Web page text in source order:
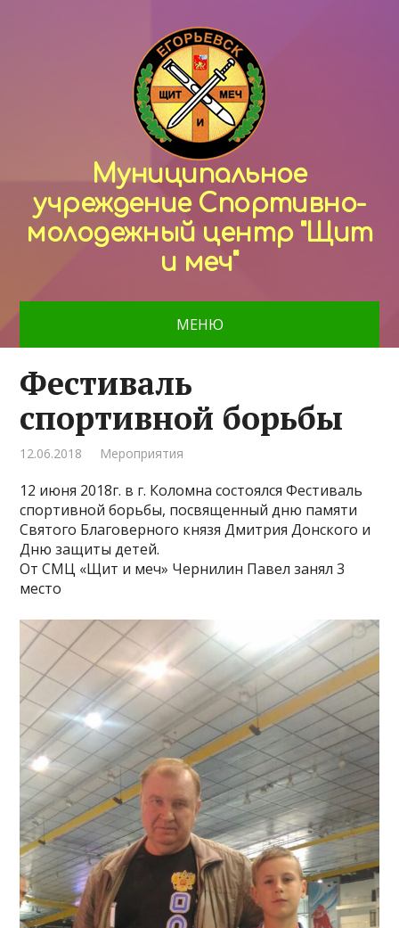
Муниципальное
учреждение Спортивно-
молодежный центр "Щит
и меч"
МЕНЮ
Фестиваль
спортивной борьбы
12.06.2018 Мероприятия
12 июня 2018г. в г. Коломна состоялся Фестиваль
спортивной борьбы, посвященный дню памяти
Святого Благоверного князя Дмитрия Донского и
Дню защиты детей.
От СМЦ «Щит и меч» Чернилин Павел занял 3
место